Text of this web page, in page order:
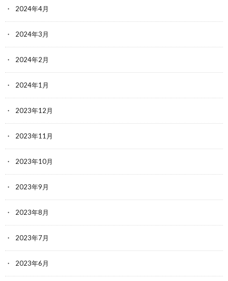
2024年4月
2024年3月
2024年2月
2024年1月
2023年12月
2023年11月
2023年10月
2023年9月
2023年8月
2023年7月
2023年6月